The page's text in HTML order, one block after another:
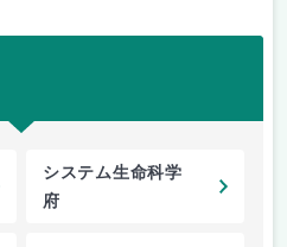
システム生命科学
府